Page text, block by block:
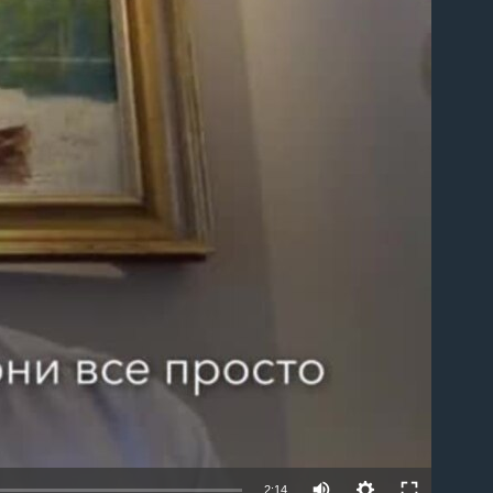
2:14